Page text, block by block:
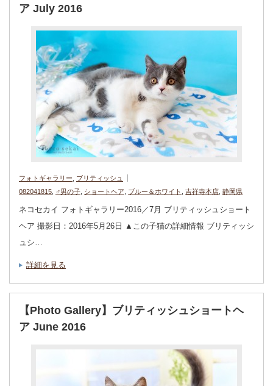
ア July 2016
フォトギャラリー
ブリティッシュ
082041815
♂男の子 ショートヘア ブルー＆ホワイト 吉祥寺本店 静岡県
ネコセカイ フォトギャラリー2016／7月 ブリティッシュショート
ヘア 撮影日：2016年5月26日 ▲この子猫の詳細情報 ブリティッシ
ュシ…
詳細を見る
【Photo Gallery】ブリティッシュショートヘ
ア June 2016